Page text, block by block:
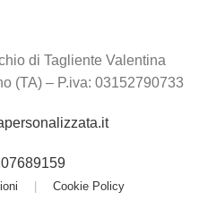
di Tagliente Valentina
(TA) – P.iva: 03152790733
Cookie Policy